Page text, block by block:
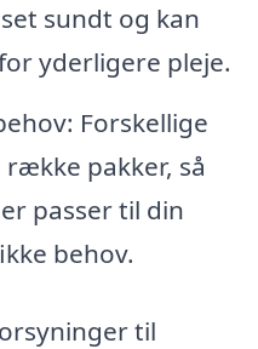
sundt og kan
yderligere pleje.
Forskellige
pakker, så
passer til din
behov.
til